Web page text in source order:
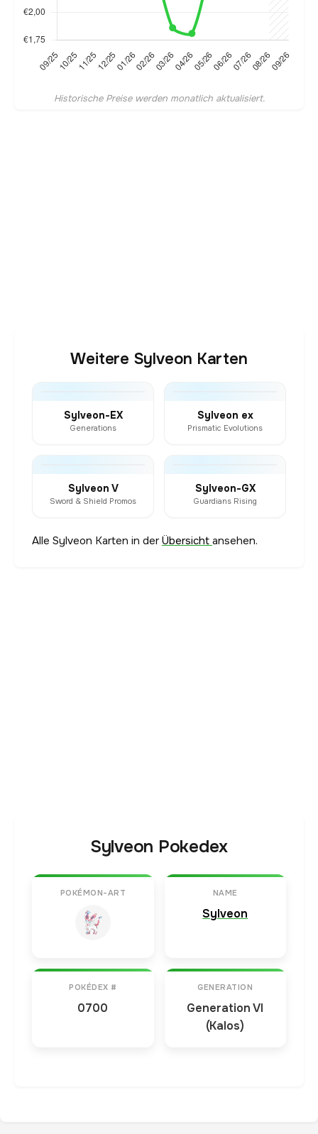
Historische Preise werden monatlich aktualisiert.
Weitere Sylveon Karten
Sylveon-EX
Generations
Sylveon ex
Prismatic Evolutions
Sylveon V
Sword & Shield Promos
Sylveon-GX
Guardians Rising
Alle Sylveon Karten in derÜbersicht ansehen.
Sylveon Pokedex
POKÉMON-ART NAME
Sylveon
POKÉDEX #
0700
GENERATION
Generation VI
(Kalos)